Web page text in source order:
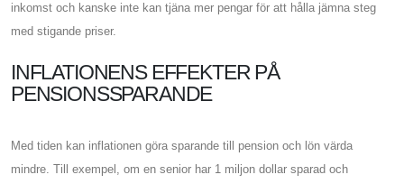
inkomst och kanske inte kan tjäna mer pengar för att hålla jämna steg
med stigande priser.
INFLATIONENS EFFEKTER PÅ
PENSIONSSPARANDE
Med tiden kan inflationen göra sparande till pension och lön värda
mindre. Till exempel, om en senior har 1 miljon dollar sparad och